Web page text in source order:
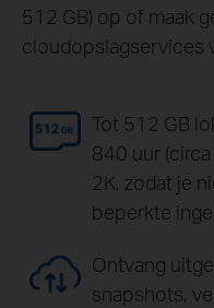
512 GB) op of maak
cloudopslagservices
Tot 512 GB
840 uur
2K, zodat je
beperkte
Ontvang
snapshots,